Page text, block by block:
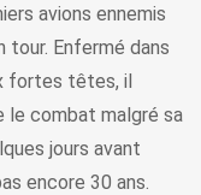
avions ennemis
tour. Enfermé dans
fortes têtes, il
le combat malgré sa
jours avant
encore 30 ans.